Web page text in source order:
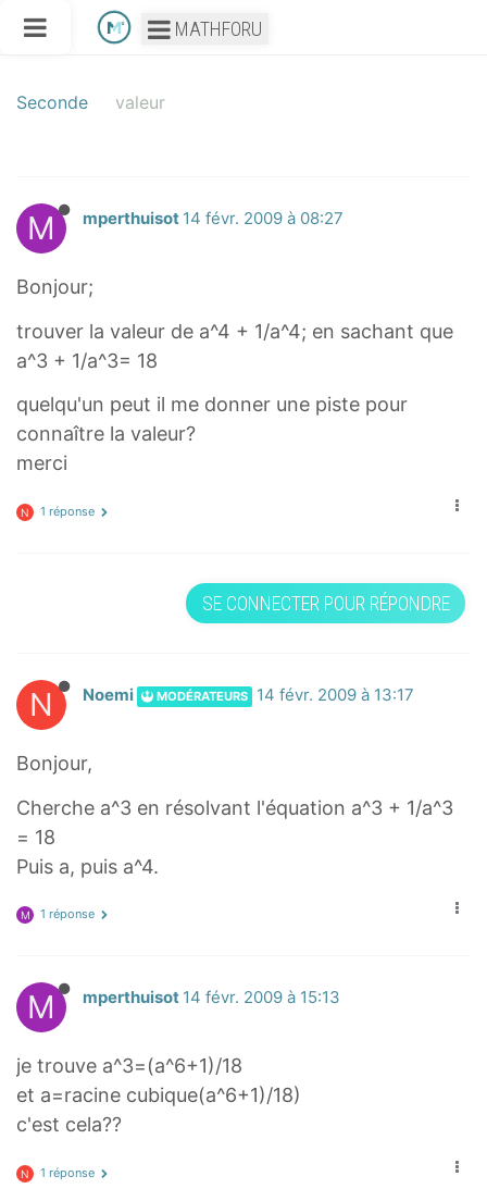
MATHFORU
Seconde valeur
M mperthuisot 14 févr. 2009 à 08:27
Bonjour;
trouver la valeur de a^4 + 1/a^4; en sachant que
a^3 + 1/a^3= 18
quelqu'un peut il me donner une piste pour
connaître la valeur?
merci
N 1 réponse
SE CONNECTER POUR RÉPONDRE
N Noemi MODÉRATEURS 14 févr. 2009 à 13:17
Bonjour,
Cherche a^3 en résolvant l'équation a^3 + 1/a^3
= 18
Puis a, puis a^4.
M 1 réponse
M mperthuisot 14 févr. 2009 à 15:13
je trouve a^3=(a^6+1)/18
et a=racine cubique(a^6+1)/18)
c'est cela??
N 1 réponse